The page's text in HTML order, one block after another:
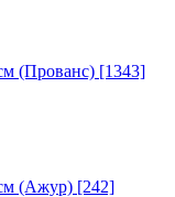
(Прованс) [1343]
(Ажур) [242]